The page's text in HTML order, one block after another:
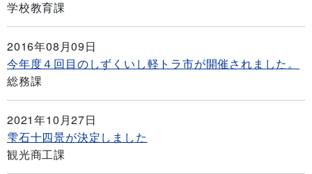
学校教育課
2016年08月09日
今年度４回目のしずくいし軽トラ市が開催されました。
総務課
2021年10月27日
雫石十四景が決定しました
観光商工課